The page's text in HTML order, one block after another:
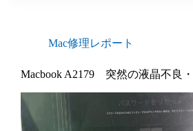
Mac修理レポート
Macbook A2179 突然の液晶不良